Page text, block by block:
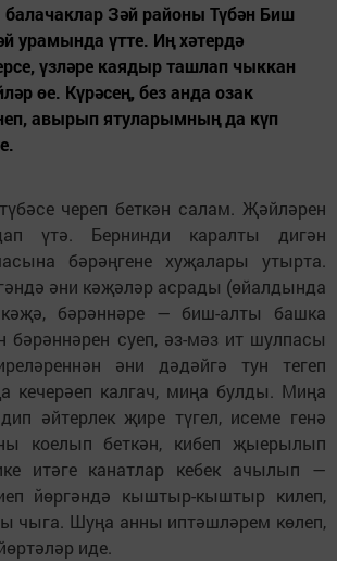
Зәй районы Түбән Биш
үтте. Иң хәтердә
үзләре каядыр ташлап чыккан
өе. Күрәсең, без анда озак
авырып ятуларымның да күп
череп беткән салам. Җәйләрен
үтә. Бернинди каралты дигән
бәрәңгене хуҗалары утырта.
әни кәҗәләр асрады (өйалдында
бәрәннәре — биш-алты башка
бәрәннәрен суеп, әз-мәз ит шулпасы
әни дәдәйгә тун тегеп
кечерәеп калгач, миңа булды. Миңа
әйтерлек җире түгел, исеме генә
коелып беткән, кибеп җыерылып
итәге канатлар кебек ачылып —
йөргәндә кыштыр-кыштыр килеп,
чыга. Шуңа анны иптәшләрем көлеп,
иде.